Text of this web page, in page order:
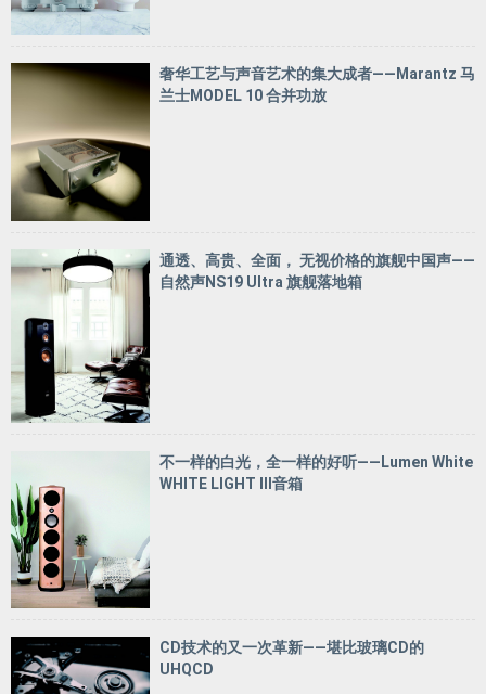
奢华工艺与声音艺术的集大成者——Marantz 马
兰士MODEL 10 合并功放
通透、高贵、全面， 无视价格的旗舰中国声——
自然声NS19 Ultra 旗舰落地箱
不一样的白光，全一样的好听——Lumen White
WHITE LIGHT III音箱
CD技术的又一次革新——堪比玻璃CD的
UHQCD